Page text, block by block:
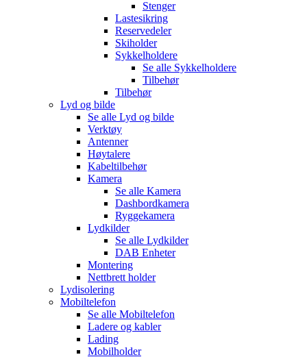
Stenger
Lastesikring
Reservedeler
Skiholder
Sykkelholdere
Se alle Sykkelholdere
Tilbehør
Tilbehør
Lyd og bilde
Se alle Lyd og bilde
Verktøy
Antenner
Høytalere
Kabeltilbehør
Kamera
Se alle Kamera
Dashbordkamera
Ryggekamera
Lydkilder
Se alle Lydkilder
DAB Enheter
Montering
Nettbrett holder
Lydisolering
Mobiltelefon
Se alle Mobiltelefon
Ladere og kabler
Lading
Mobilholder